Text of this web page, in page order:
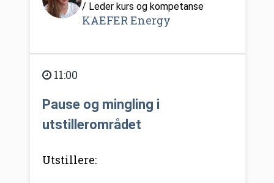
/ Leder kurs og kompetanse
KAEFER Energy
11:00
Pause og mingling i
utstillerområdet
Utstillere: